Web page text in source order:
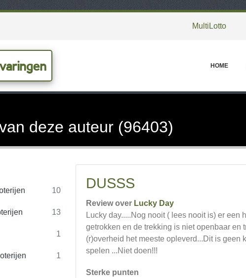
MultiLotto
HOME
deze auteur (96403)
10
13
1
1
DUSSS
Review over Lucky Day
Lucky day.....Nog nooit ( lees nooit is) er
getrokken en de trekking is niet openbaar en
(r)overheid het meeste opleverd...Dit is geen
spelen ...Niet doen!!!
Sterke punten